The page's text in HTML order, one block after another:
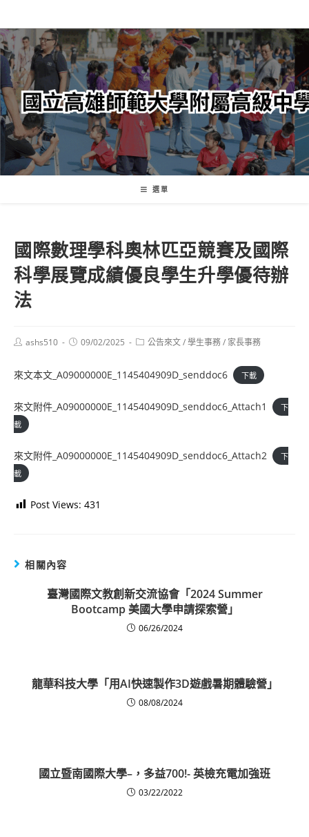
轉
至
主
內
容
選單
國際數理學科奧林匹亞競賽及國際
科學展覽成績優良學生升學優待辦
法
Postashs510
Post09/02/2025
Post公告來文/學生事務/ 家長事務
來文本文_A09000000E_1145404909D_senddoc6 下載
來文附件_A09000000E_1145404909D_senddoc6_Attach1
下
載
來文附件_A09000000E_1145404909D_senddoc6_Attach2
下
載
Post Views: 431
相關內容
臺灣國際文教創新交流協會「2024 Summer
Bootcamp 美國大學申請探索營」
06/26/2024
龍華科技大學「用AI快速製作3D遊戲暑期體驗營」
08/08/2024
國立暨南國際大學–，多益700!- 英檢充電加強班
03/22/2022